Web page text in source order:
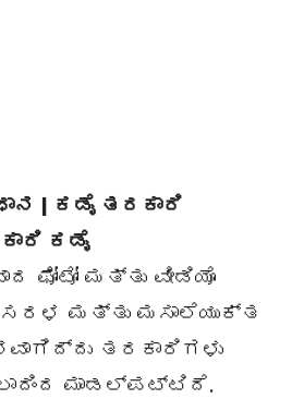
| ಕಡೈ ತರಕಾರಿ
ಕಡೈ
ಫೋಟೋ ಮತ್ತು ವೀಡಿಯೊ
ಸರಳ ಮತ್ತು ಮಸಾಲೆಯುಕ್ತ
ತರಕಾರಿಗಳು
ಮಾಡಲ್ಪಟ್ಟಿದೆ.